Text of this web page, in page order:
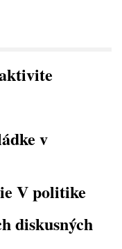
v
V politike
diskusných